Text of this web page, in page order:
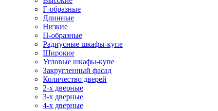
Г-образные
Длинные
Низкие
П-образные
Радиусные шкафы-купе
Широкие
Угловые шкафы-купе
Закругленный фасад
Количество дверей
2-х дверные
3-х дверные
4-х дверные